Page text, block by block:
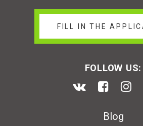
FILL IN THE
FOLLOW US:
Blog